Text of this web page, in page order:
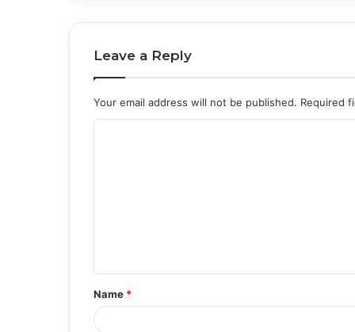
Leave a Reply
Your email address will not be published. Required
t
*
Name *